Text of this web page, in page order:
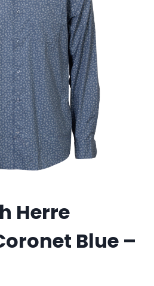
Herre
Blue –